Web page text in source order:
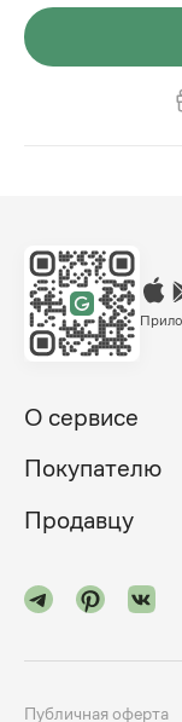
О сервисе
Покупателю
Продавцу
Публичная оферта